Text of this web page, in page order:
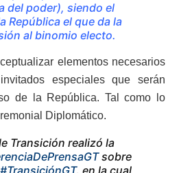
del poder), siendo el
República el que da la
al binomio electo.
elementos necesarios
especiales que serán
de la República. Tal como lo
Diplomático.
Transición realizó la
sobre
#TransiciónGT, en la cual